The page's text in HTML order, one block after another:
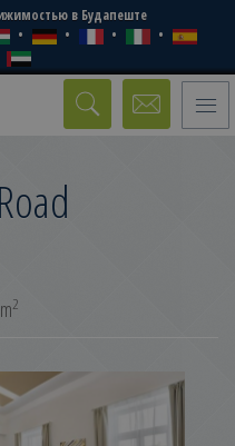
в Будапеште
Toggle
2